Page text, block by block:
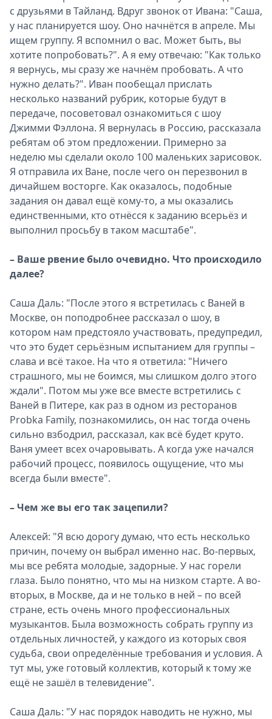
с друзьями в Тайланд. Вдруг звонок от Ивана: "Саша,
у нас планируется шоу. Оно начнётся в апреле. Мы
ищем группу. Я вспомнил о вас. Может быть, вы
хотите попробовать?". А я ему отвечаю: "Как только
я вернусь, мы сразу же начнём пробовать. А что
нужно делать?". Иван пообещал прислать
несколько названий рубрик, которые будут в
передаче, посоветовал ознакомиться с шоу
Джимми Фэллона. Я вернулась в Россию, рассказала
ребятам об этом предложении. Примерно за
неделю мы сделали около 100 маленьких зарисовок.
Я отправила их Ване, после чего он перезвонил в
дичайшем восторге. Как оказалось, подобные
задания он давал ещё кому-то, а мы оказались
единственными, кто отнёсся к заданию всерьёз и
выполнил просьбу в таком масштабе".
– Ваше рвение было очевидно. Что происходило
далее?
Саша Даль: "После этого я встретилась с Ваней в
Москве, он поподробнее рассказал о шоу, в
котором нам предстояло участвовать, предупредил,
что это будет серьёзным испытанием для группы –
слава и всё такое. На что я ответила: "Ничего
страшного, мы не боимся, мы слишком долго этого
ждали". Потом мы уже все вместе встретились с
Ваней в Питере, как раз в одном из ресторанов
Probka Family, познакомились, он нас тогда очень
сильно взбодрил, рассказал, как всё будет круто.
Ваня умеет всех очаровывать. А когда уже начался
рабочий процесс, появилось ощущение, что мы
всегда были вместе".
– Чем же вы его так зацепили?
Алексей: "Я всю дорогу думаю, что есть несколько
причин, почему он выбрал именно нас. Во-первых,
мы все ребята молодые, задорные. У нас горели
глаза. Было понятно, что мы на низком старте. А во-
вторых, в Москве, да и не только в ней – по всей
стране, есть очень много профессиональных
музыкантов. Была возможность собрать группу из
отдельных личностей, у каждого из которых своя
судьба, свои определённые требования и условия. А
тут мы, уже готовый коллектив, который к тому же
ещё не зашёл в телевидение".
Саша Даль: "У нас порядок наводить не нужно, мы